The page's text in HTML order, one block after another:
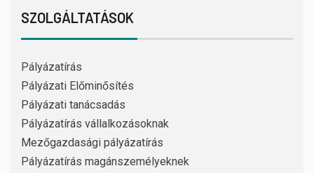
SZOLGÁLTATÁSOK
Pályázatírás
Pályázati Előminősítés
Pályázati tanácsadás
Pályázatírás vállalkozásoknak
Mezőgazdasági pályázatírás
Pályázatírás magánszemélyeknek